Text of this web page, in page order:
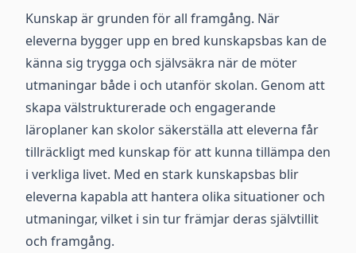
Kunskap är grunden för all framgång. När
eleverna bygger upp en bred kunskapsbas kan de
känna sig trygga och självsäkra när de möter
utmaningar både i och utanför skolan. Genom att
skapa välstrukturerade och engagerande
läroplaner kan skolor säkerställa att eleverna får
tillräckligt med kunskap för att kunna tillämpa den
i verkliga livet. Med en stark kunskapsbas blir
eleverna kapabla att hantera olika situationer och
utmaningar, vilket i sin tur främjar deras självtillit
och framgång.